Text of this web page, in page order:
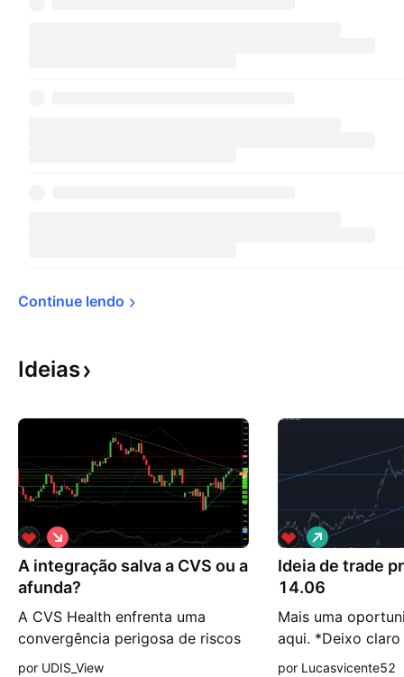
Continue lendo
Ideias
A integração salva a CVS ou a
afunda?
A CVS Health enfrenta uma
convergência perigosa de riscos
que ameaça seu modelo de
V
i
é
d
e
b
a
x
por UDIS_View
Ideia de trade
14.06
Mais uma
aqui. *Deixo claro
apenas uma
V
i
é
s
d
a
l
a
por Lucasvicente52